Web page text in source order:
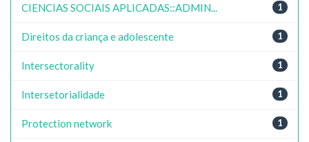
1
CIENCIAS SOCIAIS APLICADAS::ADMIN...
1
Direitos da criança e adolescente
1
Intersectorality
1
Intersetorialidade
1
Protection network